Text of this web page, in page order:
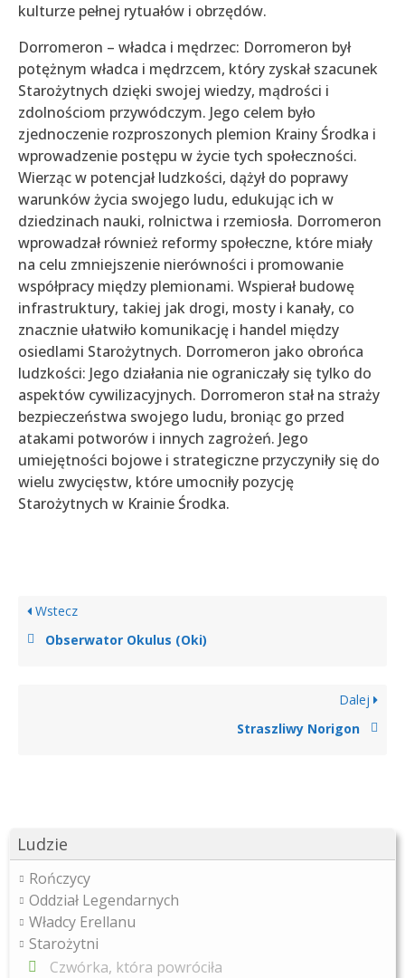
Ludzie
Rończycy
Oddział Legendarnych
Władcy Erellanu
Starożytni
Czwórka, która powróciła
kulturze pełnej rytuałów i obrzędów.
Dorromeron – władca i mędrzec: Dorromeron był
potężnym władca i mędrzcem, który zyskał szacunek
Starożytnych dzięki swojej wiedzy, mądrości i
zdolnościom przywódczym. Jego celem było
zjednoczenie rozproszonych plemion Krainy Środka i
wprowadzenie postępu w życie tych społeczności.
Wierząc w potencjał ludzkości, dążył do poprawy
warunków życia swojego ludu, edukując ich w
dziedzinach nauki, rolnictwa i rzemiosła. Dorromeron
wprowadzał również reformy społeczne, które miały
na celu zmniejszenie nierówności i promowanie
współpracy między plemionami. Wspierał budowę
infrastruktury, takiej jak drogi, mosty i kanały, co
znacznie ułatwiło komunikację i handel między
osiedlami Starożytnych. Dorromeron jako obrońca
ludzkości: Jego działania nie ograniczały się tylko do
aspektów cywilizacyjnych. Dorromeron stał na straży
bezpieczeństwa swojego ludu, broniąc go przed
atakami potworów i innych zagrożeń. Jego
umiejętności bojowe i strategiczne przyczyniły się do
wielu zwycięstw, które umocniły pozycję
Starożytnych w Krainie Środka.
Wstecz
Obserwator Okulus (Oki)
Dalej
Straszliwy Norigon